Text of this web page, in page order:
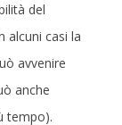
del
alcuni casi la
avvenire
anche
tempo).